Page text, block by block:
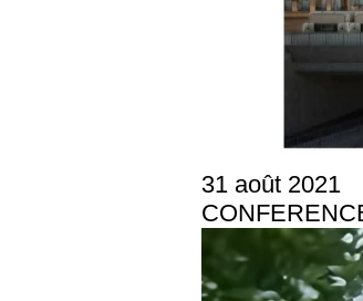
31 août 2021